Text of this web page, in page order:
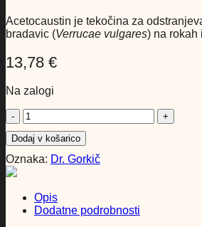
Acetocaustin je tekočina za
bradavic (Verrucae vulgares) na rokah
13,78 €
Na zalogi
Acetocaustin
tekočina
za
odstranjevanje
bradavic,
količina
Dodaj v košarico
Oznaka: Dr. Gorkič
Opis
Dodatne podrobnosti